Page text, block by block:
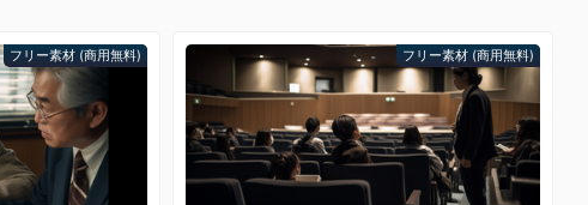
フリー素材 (商用無料) フリー素材 (商用無料)